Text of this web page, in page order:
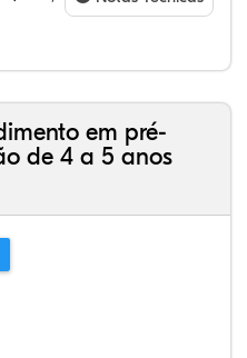
em pré-
de 4 a 5 anos